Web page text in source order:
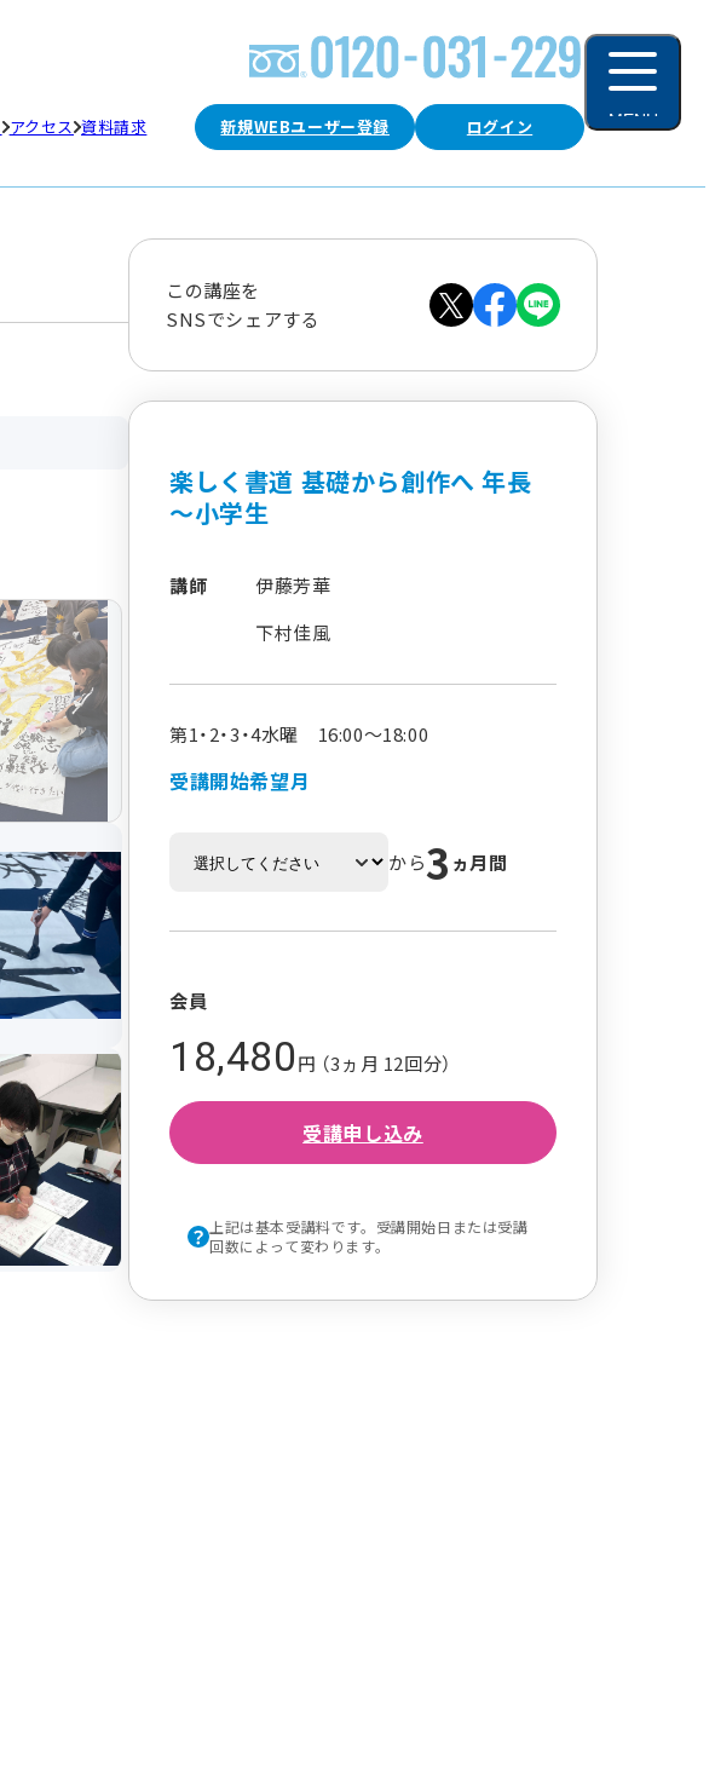
新規WEBユーザー登録 ログイン
アクセス 資料請求 MENU
この講座を
SNSでシェアする
楽しく書道 基礎から創作へ 年長
～小学生
講師
伊藤芳華
下村佳風
第1・2・3・4水曜 16:00～18:00
受講開始希望月
から3 ヵ月間
会員
18,480円 （3ヵ月 12回分）
受講申し込み
上記は基本受講料です。受講開始日または受講
回数によって変わります。